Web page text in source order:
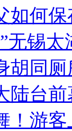
如何
无锡
胡同
陆台
！游客